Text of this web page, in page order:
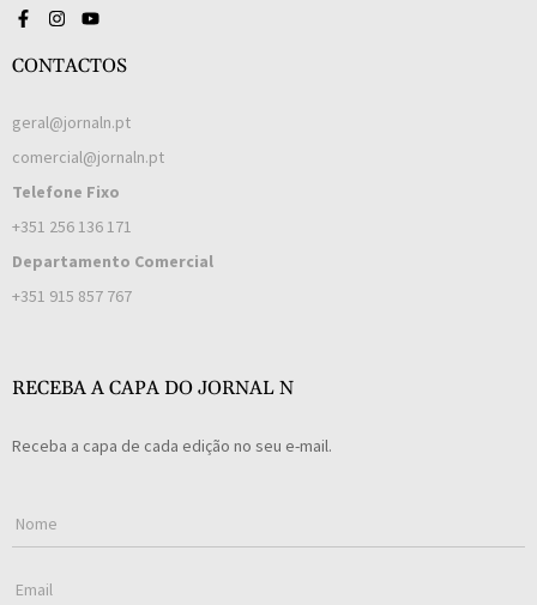
CONTACTOS
geral@jornaln.pt
comercial@jornaln.pt
Telefone Fixo
+351 256 136 171
Departamento Comercial
+351 915 857 767
RECEBA A CAPA DO JORNAL N
Receba a capa de cada edição no seu e-mail.